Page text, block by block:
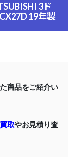
3ド
19年製
商品をご紹介い
取やお見積り査